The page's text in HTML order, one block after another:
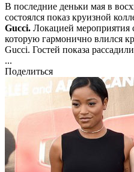
В последние деньки мая в
состоялся показ круизной
Gucci. Локацией мероприятия
которую гармонично влился
Gucci. Гостей показа
...
Поделиться